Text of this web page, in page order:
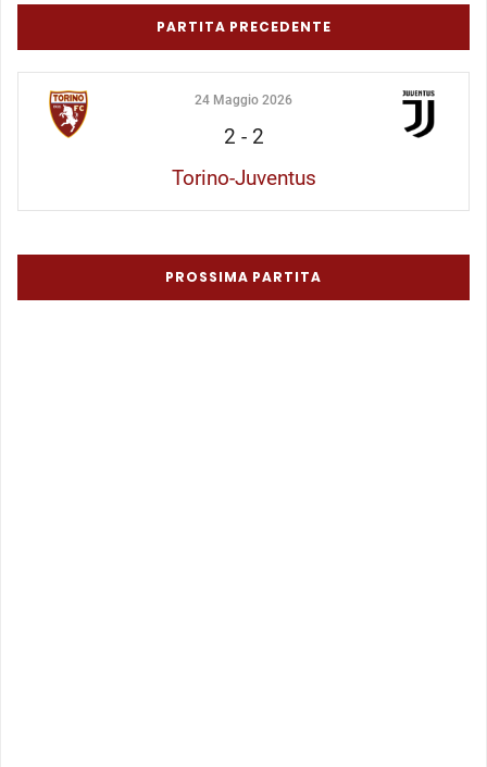
PARTITA PRECEDENTE
24 Maggio 2026
2 - 2
Torino-Juventus
PROSSIMA PARTITA